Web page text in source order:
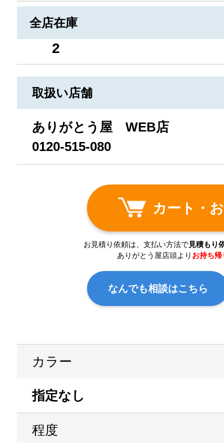
全店在庫
2
取扱い店舗
ありがとう屋 WEB店
0120-515-080
カート・
お見積り依頼は、支払い方法で見積もり
ありがとう屋店頭より お持ち帰
なんでも相談はこちら
カラー
指定なし
程度